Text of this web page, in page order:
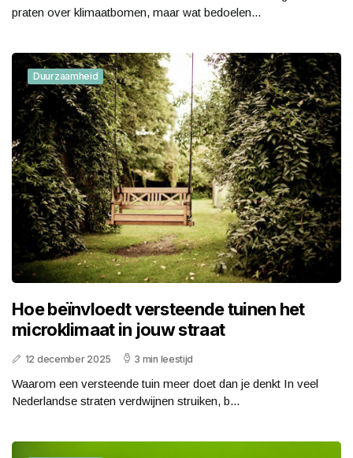
praten over klimaatbomen, maar wat bedoelen...
Duurzaamheid
Hoe beïnvloedt versteende tuinen het
microklimaat in jouw straat
12 december 2025 3 min leestijd
Waarom een versteende tuin meer doet dan je denkt In veel
Nederlandse straten verdwijnen struiken, b...